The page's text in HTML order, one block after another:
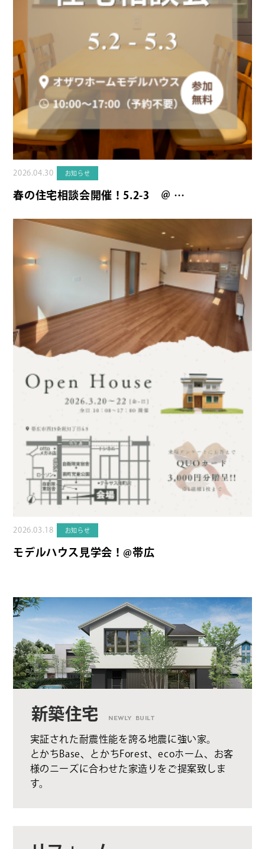
2026.04.30 お知らせ
春の住宅相談会開催！5.2-3 ＠ …
2026.03.18 お知らせ
モデルハウス見学会！@帯広
新築住宅 NEWLY BUILT
実証された耐震性能を誇る地震に強い家。
とかちBase、とかちForest、ecoホーム、お客
様のニーズに合わせた家造りをご提案致しま
す。